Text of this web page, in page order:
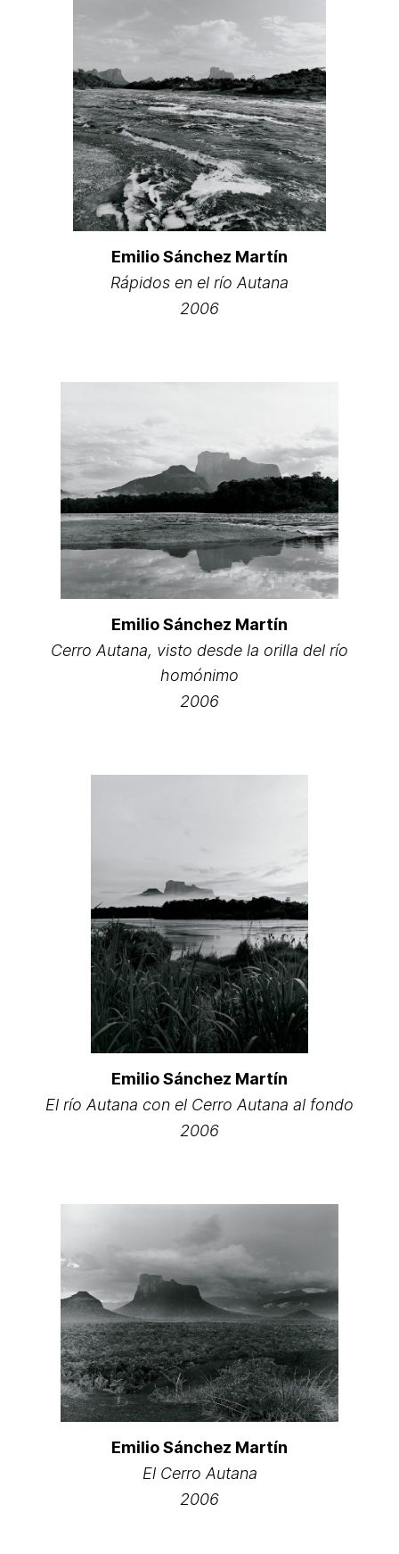
Emilio Sánchez Martín
Rápidos en el río Autana
2006
Emilio Sánchez Martín
Cerro Autana, visto desde la orilla del río
homónimo
2006
Emilio Sánchez Martín
El río Autana con el Cerro Autana al fondo
2006
Emilio Sánchez Martín
El Cerro Autana
2006